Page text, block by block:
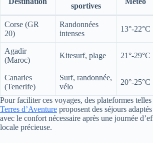
sportives
Corse (GR
20)
Randonnées
intenses
13°-22°C
Agadir
(Maroc)
Kitesurf, plage 21°-29°C
Canaries
(Tenerife)
Surf, randonnée,
vélo
20°-25°C
Pour faciliter ces voyages, des plateformes telles
Terres d’Aventure proposent des séjours
avec le confort nécessaire après une journée
locale précieuse.